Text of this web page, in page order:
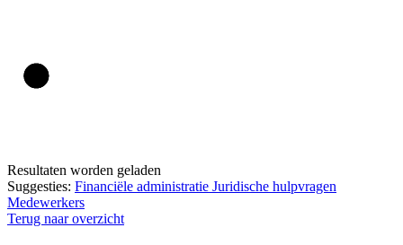
Resultaten worden geladen
Suggesties: Financiële administratie Juridische hulpvragen
Medewerkers
Terug naar overzicht